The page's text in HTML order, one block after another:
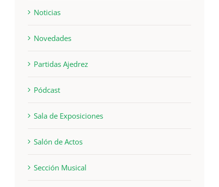
Noticias
Novedades
Partidas Ajedrez
Pódcast
Sala de Exposiciones
Salón de Actos
Sección Musical